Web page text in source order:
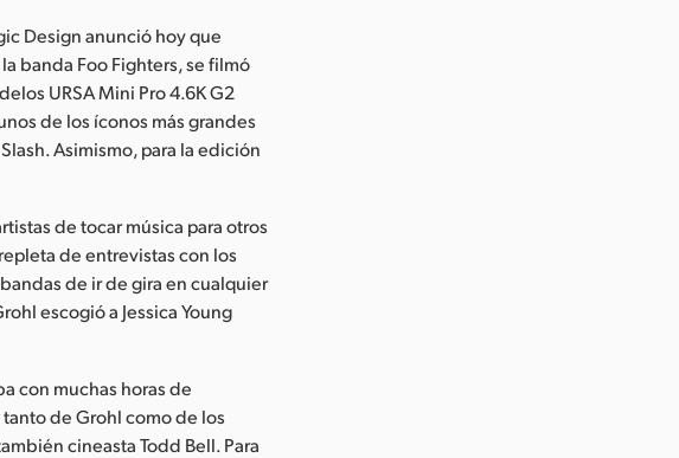
Design anunció hoy que
banda Foo Fighters, se filmó
URSA Mini Pro 4.6K G2
de los íconos más grandes
Asimismo, para la edición
de tocar música para otros
de entrevistas con los
de ir de gira en cualquier
escogió a Jessica Young
con muchas horas de
de Grohl como de los
cineasta Todd Bell. Para